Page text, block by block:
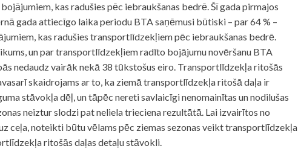
kas radušies pēc iebraukšanas bedrē. Šī gada pirmajos
gada attiecīgo laika periodu BTA saņēmusi būtiski – par 64 % –
kas radušies transportlīdzekļiem pēc iebraukšanas bedrē.
un par transportlīdzekļiem radīto bojājumu novēršanu BTA
nedaudz vairāk nekā 38 tūkstošus eiro. Transportlīdzekļa ritošās
skaidrojams ar to, ka ziemā transportlīdzekļa ritošā daļa ir
stāvokļa dēļ, un tāpēc nereti savlaicīgi nenomainītas un nodilušas
neiztur slodzi pat neliela trieciena rezultātā. Lai izvairītos no
ceļa, noteikti būtu vēlams pēc ziemas sezonas veikt transportlīdzekļa
ritošās daļas detaļu stāvokli.